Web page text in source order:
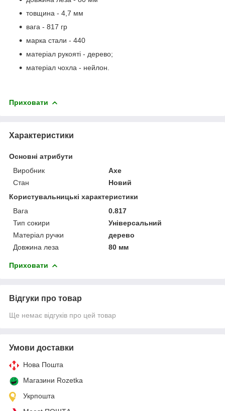
товщина - 4,7 мм
вага - 817 гр
марка стали - 440
матеріал рукояті - дерево;
матеріал чохла - нейлон.
Приховати
Характеристики
Основні атрибути
Виробник
Axe
Стан
Новий
Користувальницькі характеристики
Вага
0.817
Тип сокири
Універсальний
Матеріал ручки
дерево
Довжина леза
80 мм
Приховати
Відгуки про товар
Ще немає відгуків про цей товар
Умови доставки
Нова Пошта
Магазини Rozetka
Укрпошта